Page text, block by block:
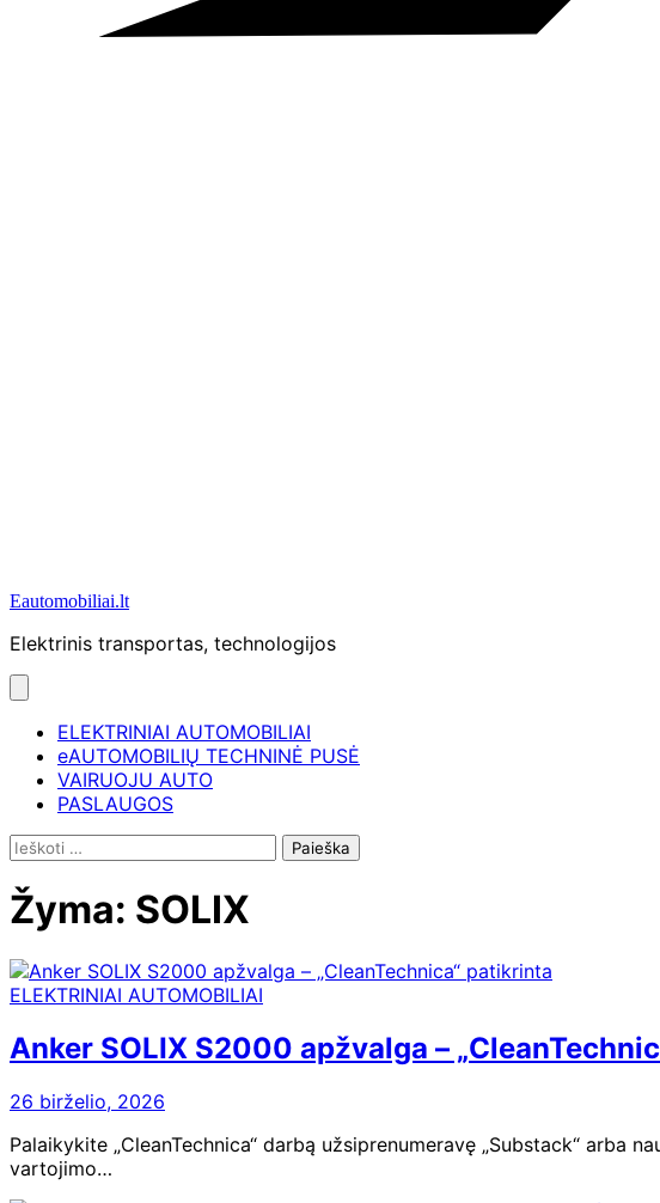
Eautomobiliai.lt
Elektrinis transportas, technologijos
ELEKTRINIAI AUTOMOBILIAI
eAUTOMOBILIŲ TECHNINĖ PUSĖ
VAIRUOJU AUTO
PASLAUGOS
Ieškoti:
Žyma: SOLIX
ELEKTRINIAI AUTOMOBILIAI
Anker SOLIX S2000 apžvalga –
26 birželio, 2026
Palaikykite „CleanTechnica“ darbą užsiprenumeravę „Substack“ arba
vartojimo…